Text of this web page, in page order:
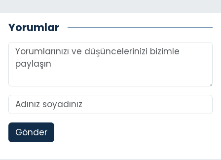
Yorumlar
Gönder